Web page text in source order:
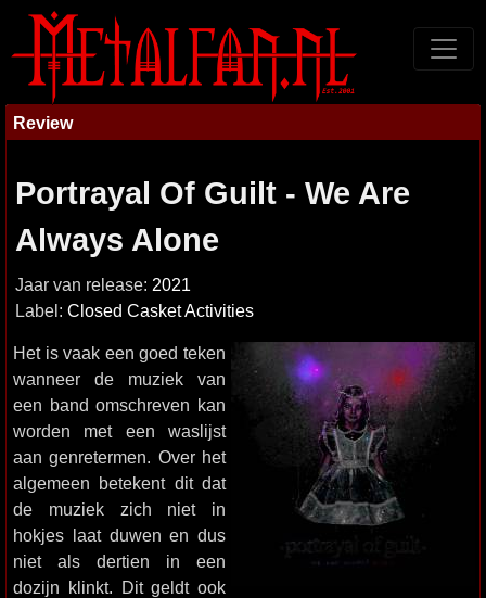
Review
Portrayal Of Guilt - We Are
Always Alone
Jaar van release: 2021
Label: Closed Casket Activities
Het is vaak een goed teken
wanneer de muziek van
een band omschreven kan
worden met een waslijst
aan genretermen. Over het
algemeen betekent dit dat
de muziek zich niet in
hokjes laat duwen en dus
niet als dertien in een
dozijn klinkt. Dit geldt ook